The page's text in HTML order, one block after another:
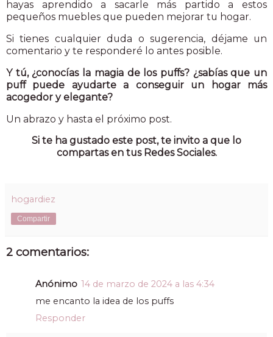
hayas aprendido a sacarle más partido a estos
pequeños muebles que pueden mejorar tu hogar.
Si tienes cualquier duda o sugerencia, déjame un
comentario y te responderé lo antes posible.
Y tú, ¿conocías la magia de los puffs? ¿sabías que un
puff puede ayudarte a conseguir un hogar más
acogedor y elegante?
Un abrazo y hasta el próximo post.
Si te ha gustado este post, te invito a que lo
compartas en tus Redes Sociales.
hogardiez
Compartir
2 comentarios:
Anónimo 14 de marzo de 2024 a las 4:34
me encanto la idea de los puffs
Responder